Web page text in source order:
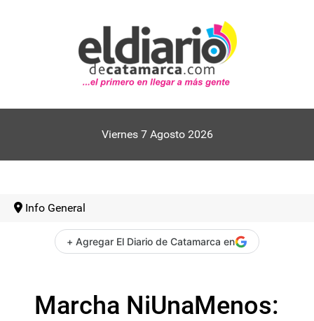
Viernes 7 Agosto 2026
Info General
+ Agregar El Diario de Catamarca en
Marcha NiUnaMenos: